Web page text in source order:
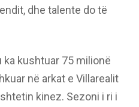
dhe talente do të
ka kushtuar 75 milionë
në arkat e Villarealit
kinez. Sezoni i ri i